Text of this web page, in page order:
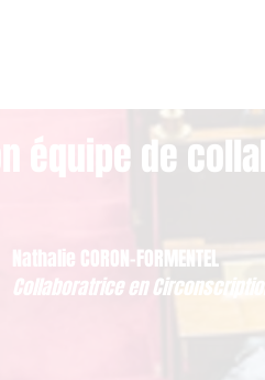
équipe de
Nathalie CORON-FORMENTEL
Collaboratrice en Circonscription